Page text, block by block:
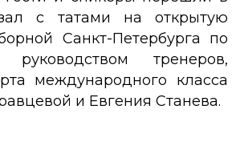
с татами на открытую
Санкт-Петербурга по
тренеров,
международного класса
и Евгения Станева.